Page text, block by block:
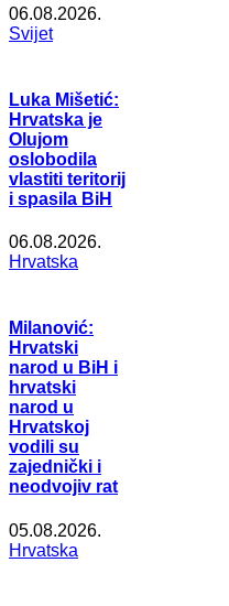
06.08.2026.
Svijet
Luka Mišetić:
Hrvatska je
Olujom
oslobodila
vlastiti teritorij
i spasila BiH
06.08.2026.
Hrvatska
Milanović:
Hrvatski
narod u BiH i
hrvatski
narod u
Hrvatskoj
vodili su
zajednički i
neodvojiv rat
05.08.2026.
Hrvatska